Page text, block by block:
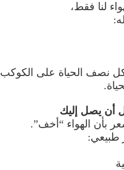
لنا فقط،
نصف الحياة على الكوكب
بأن الهواء “أخف”.
طبيعي: